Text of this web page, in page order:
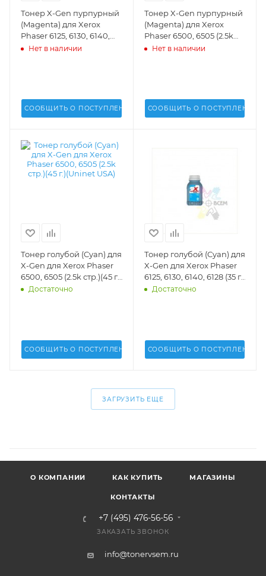
Тонер X-Gen пурпурный
(Magenta) для Xerox
Phaser 6125, 6130, 6140,
6128 (35 г.)(2k стр.)(Uninet
Нет в наличии
СООБЩИТЬ О ПОСТУПЛЕНИИ
Тонер X-Gen пурпурный
(Magenta) для Xerox
Phaser 6500, 6505 (2.5k
стр.)(45 г.)(Uninet USA) -
Нет в наличии
СООБЩИТЬ О ПОСТУПЛЕНИИ
Тонер голубой (Cyan) для
X-Gen для Xerox Phaser
6500, 6505 (2.5k стр.)(45 г.)
(Uninet USA) - 16636
Достаточно
СООБЩИТЬ О ПОСТУПЛЕНИИ
Тонер голубой (Cyan) для
X-Gen для Xerox Phaser
6125, 6130, 6140, 6128 (35 г.)
(2k стр.)(Uninet USA) -
Достаточно
СООБЩИТЬ О ПОСТУПЛЕНИИ
ЗАГРУЗИТЬ ЕЩЕ
О КОМПАНИИ КАК КУПИТЬ МАГАЗИНЫ
КОНТАКТЫ
+7 (495) 476-56-56
ЗАКАЗАТЬ ЗВОНОК
info@tonervsem.ru